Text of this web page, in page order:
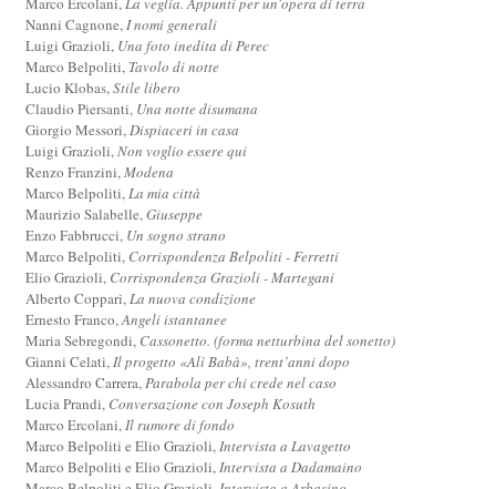
Nanni Cagnone,I nomi generali
Luigi Grazioli, Una foto inedita di Perec
Marco Belpoliti, Tavolo di notte
Lucio Klobas,Stile libero
Claudio Piersanti, Una notte disumana
Giorgio Messori,Dispiaceri in casa
Luigi Grazioli,Non voglio essere qui
Renzo Franzini,Modena
Marco Belpoliti,La mia città
Maurizio Salabelle,Giuseppe
Enzo Fabbrucci, Un sogno strano
Marco Belpoliti, Corrispondenza Belpoliti - Ferretti
Elio Grazioli, Corrispondenza Grazioli - Martegani
Alberto Coppari,La nuova condizione
Ernesto Franco,Angeli istantanee
Maria Sebregondi, Cassonetto. (forma netturbina del sonetto)
Gianni Celati,Il progetto «Alì Babà», trent’anni dopo
Alessandro Carrera,Parabola per chi crede nel caso
Lucia Prandi, Conversazione con Joseph Kosuth
Marco Ercolani,Il rumore di fondo
Marco Belpoliti e Elio Grazioli,Intervista a Lavagetto
Marco Belpoliti e Elio Grazioli,Intervista a Dadamaino